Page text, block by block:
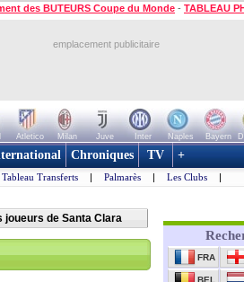
des BUTEURS Coupe du Monde - TABLEAU
emplacement publicitaire
Atletico Milan Juve Inter Naples Bayern
Chroniques TV +
Tableau Transferts | Palmarès | Les Clubs |
joueurs de Santa Clara